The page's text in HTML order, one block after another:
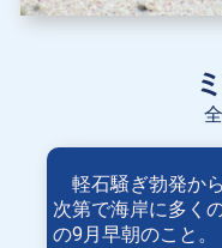
軽石騒ぎ勃発か
次第で海岸に多く
の9月早朝のこと。